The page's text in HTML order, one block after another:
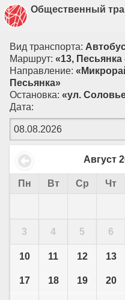
Общественный
Вид транспорта:
Маршрут: «13,
Направление:
Песьянка»
Остановка: «ул.
Дата:
Август
Пн Вт Ср Чт
3 4 5 6
10 11 12 13
17 18 19 20